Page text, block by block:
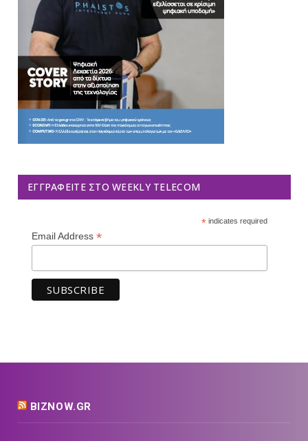
ΕΓΓΡΑΦΕΊΤΕ ΣΤΟ WEEKLY TELECOM
*indicates required
Email Address *
BIZNOW.GR